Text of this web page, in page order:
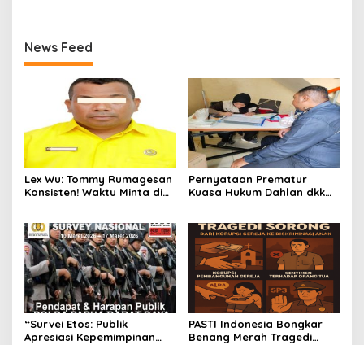
News Feed
Lex Wu: Tommy Rumagesan
Konsisten! Waktu Minta di
Juga pakai Kaos Kuning.
Pernyataan Prematur
Kuasa Hukum Dahlan dkk
Boekorsjom Belum
Dipublikasikan
“Survei Etos: Publik
Apresiasi Kepemimpinan
PASTI Indonesia Bongkar
Benang Merah Tragedi